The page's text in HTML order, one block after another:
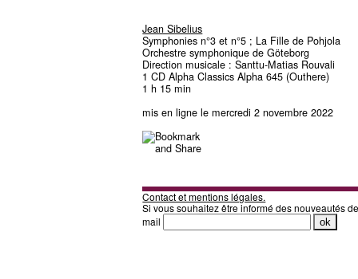
Jean Sibelius
Symphonies n°3 et n°5 ; La Fille de Pohjola
Orchestre symphonique de Göteborg
Direction musicale : Santtu-Matias Rouvali
1 CD Alpha Classics Alpha 645 (Outhere)
1 h 15 min
mis en ligne le mercredi 2 novembre 2022
Contact et mentions légales.
Si vous souhaitez être informé des nouveautés
mail